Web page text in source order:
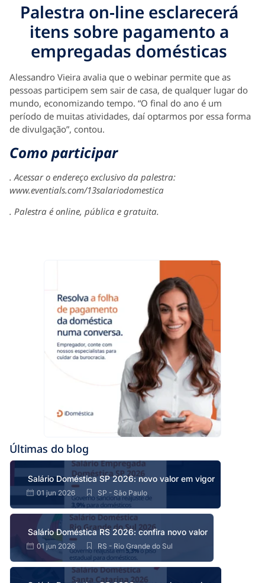
Palestra on-line esclarecerá
itens sobre pagamento a
empregadas domésticas
Alessandro Vieira avalia que o webinar permite que as
pessoas participem sem sair de casa, de qualquer lugar do
mundo, economizando tempo. “O final do ano é um
período de muitas atividades, daí optarmos por essa forma
de divulgação”, contou.
Como participar
. Acessar o endereço exclusivo da palestra:
www.eventials.com/13salariodomestica
. Palestra é online, pública e gratuita.
Últimas do blog
Salário Doméstica SP 2026: novo valor em vigor
01 jun 2026 SP - São Paulo
Salário Doméstica RS 2026: confira novo valor
01 jun 2026 RS - Rio Grande do Sul